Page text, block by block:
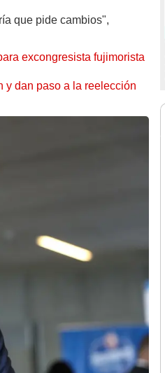
que pide cambios",
excongresista fujimorista
y dan paso a la reelección